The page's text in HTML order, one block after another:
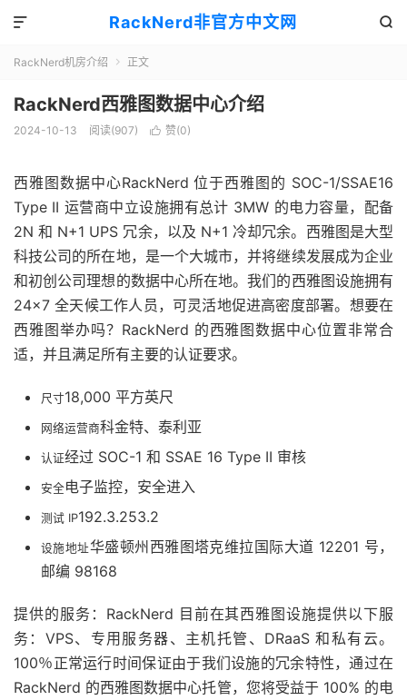
RackNerd非官方中文网 

RackNerd机房介绍  正文
RackNerd西雅图数据中心介绍
2024-10-13 阅读(907)  赞(0)
西雅图数据中心RackNerd 位于西雅图的 SOC-1/SSAE16
Type II 运营商中立设施拥有总计 3MW 的电力容量，配备
2N 和 N+1 UPS 冗余，以及 N+1 冷却冗余。西雅图是大型
科技公司的所在地，是一个大城市，并将继续发展成为企业
和初创公司理想的数据中心所在地。我们的西雅图设施拥有
24×7 全天候工作人员，可灵活地促进高密度部署。想要在
西雅图举办吗？RackNerd 的西雅图数据中心位置非常合
适，并且满足所有主要的认证要求。
尺寸18,000 平方英尺
网络运营商科金特、泰利亚
认证经过 SOC-1 和 SSAE 16 Type II 审核
安全电子监控，安全进入
测试 IP192.3.253.2
设施地址华盛顿州西雅图塔克维拉国际大道 12201 号，
邮编 98168
提供的服务：RackNerd 目前在其西雅图设施提供以下服
务：VPS、专用服务器、主机托管、DRaaS 和私有云。
100％正常运行时间保证由于我们设施的冗余特性，通过在
RackNerd 的西雅图数据中心托管，您将受益于 100% 的电